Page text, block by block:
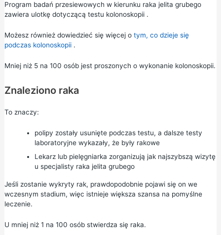
Program badań przesiewowych w kierunku raka jelita grubego
zawiera ulotkę dotyczącą testu kolonoskopii.
Możesz również dowiedzieć się więcej o tym, co dzieje się
podczas kolonoskopii.
Mniej niż 5 na 100 osób jest proszonych o wykonanie kolonoskopii.
Znaleziono raka
To znaczy:
polipy zostały usunięte podczas testu, a dalsze testy
laboratoryjne wykazały, że były rakowe
Lekarz lub pielęgniarka zorganizują jak najszybszą wizytę
u specjalisty raka jelita grubego
Jeśli zostanie wykryty rak, prawdopodobnie pojawi się on we
wczesnym stadium, więc istnieje większa szansa na pomyślne
leczenie.
U mniej niż 1 na 100 osób stwierdza się raka.